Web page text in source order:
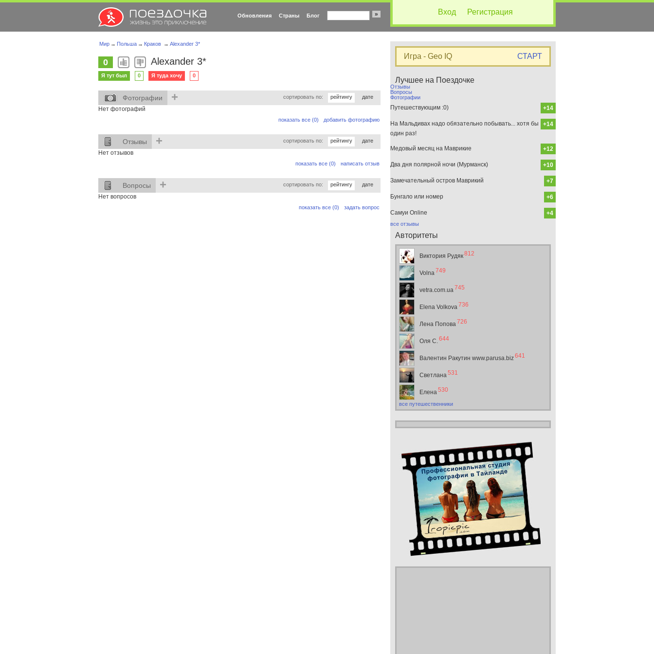
Вход Регистрация
Обновления Страны Блог »
Мир → Польша → Краков → Alexander 3*
0 Alexander 3*
Я тут был 0 Я туда хочу 0
Фотографии + сортировать по: рейтингу дате
Нет фотографий
добавить фотографию
показать все (0)
Отзывы + сортировать по: рейтингу дате
Нет отзывов
написать отзыв
показать все (0)
Вопросы + сортировать по: рейтингу дате
Нет вопросов
задать вопрос
показать все (0)
Игра - Geo IQ СТАРТ
Лучшее на Поездочке
Отзывы
Вопросы
Фотографии
+14
Путешествующим :0)
+14
На Мальдивах надо обязательно побывать... хотя бы
один раз!
+12
Медовый месяц на Маврикие
+10
Два дня полярной ночи (Мурманск)
+7
Замечательный остров Маврикий
+6
Бунгало или номер
+4
Самуи Online
все отзывы
Авторитеты
Виктория Рудяк812
Volna749
vetra.com.ua745
Elena Volkova736
Лена Попова726
Оля С.644
Валентин Ракутин www.parusa.biz641
Светлана531
Елена530
все путешественники